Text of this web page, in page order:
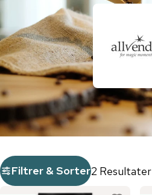
Filtrer & Sorter2 Resultater